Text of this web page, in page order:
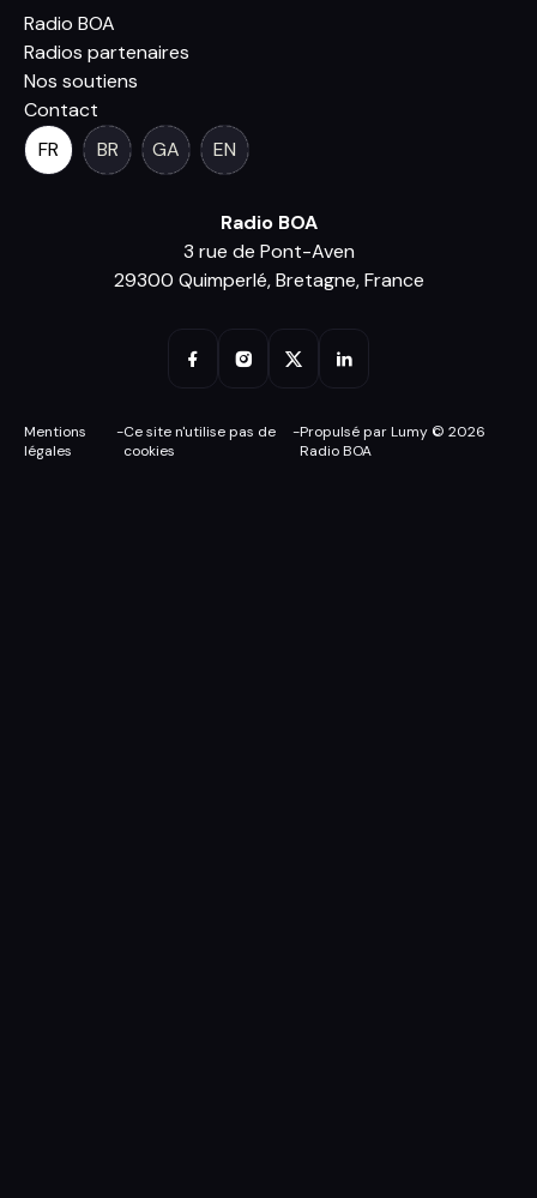
Radio BOA
Radios partenaires
Nos soutiens
Contact
FR
BR GA EN
Radio BOA
3 rue de Pont-Aven
29300 Quimperlé, Bretagne, France
Mentions
légales
-Ce site n'utilise pas de
cookies
-Propulsé par Lumy © 2026
Radio BOA